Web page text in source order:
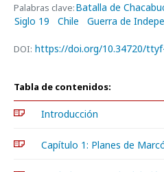
Palabras clave:Batalla de
Siglo 19
Chile Guerra de
DOI: https://doi.org/10.34720/
Tabla de contenidos:
Introducción
Capítulo 1: Planes de